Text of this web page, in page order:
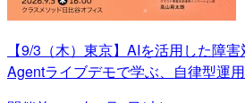
【9/3（木）東京】AIを活用した障
Agentライブデモで学ぶ、自律型運